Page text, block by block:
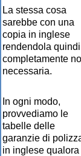
La stessa cosa
sarebbe con una
copia in inglese
rendendola quindi
completamente
necessaria.
In ogni modo,
provvediamo le
tabelle delle
garanzie di
in inglese qualora